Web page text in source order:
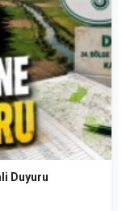
Duyuru